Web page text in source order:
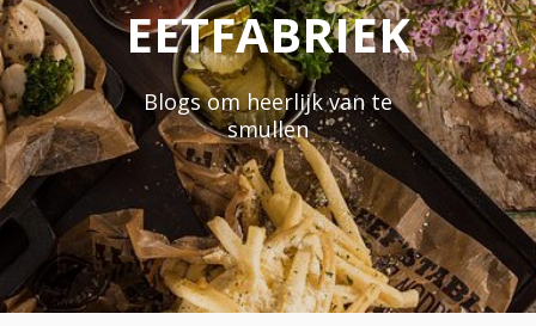
EETFABRIEK
Blogs om heerlijk van te
smullen